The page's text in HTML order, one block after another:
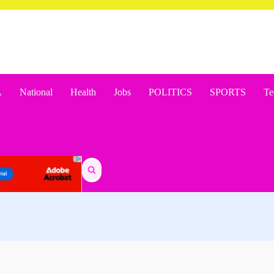
National Health Jobs POLITICS SPORTS
Search
for: